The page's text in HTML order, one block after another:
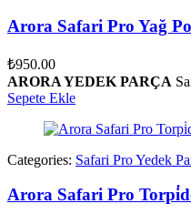
Arora Safari Pro Yağ
₺950.00
ARORA YEDEK PARÇA
Sepete Ekle
Categories: Safari Pro Yedek
Arora Safari Pro